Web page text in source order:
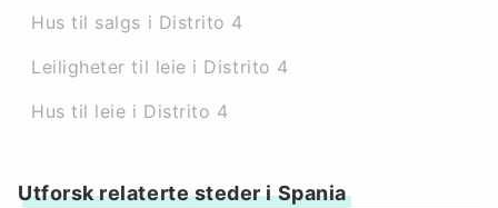
Hus til salgs i Distrito 4
Leiligheter til leie i Distrito 4
Hus til leie i Distrito 4
Utforsk relaterte steder i Spania